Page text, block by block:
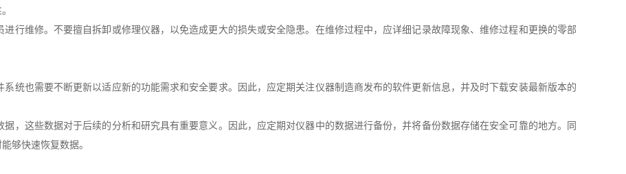
维修。不要擅自拆卸或修理仪器，以免造成更大的损失或安全隐患。在维修过程中，应详细记录故障现象、维修过程和更换的零部
也需要不断更新以适应新的功能需求和安全要求。因此，应定期关注仪器制造商发布的软件更新信息，并及时下载安装最新版本的
这些数据对于后续的分析和研究具有重要意义。因此，应定期对仪器中的数据进行备份，并将备份数据存储在安全可靠的地方。同
够快速恢复数据。